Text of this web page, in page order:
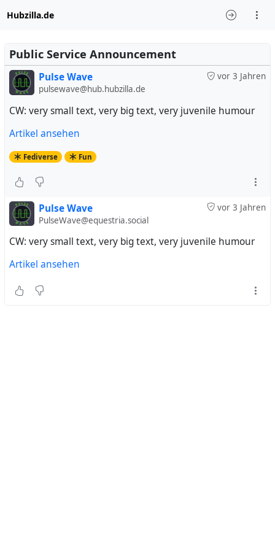
Hubzilla.de
Public Service Announcement
vor 3 Jahren
Pulse Wave
pulsewave@hub.hubzilla.de
CW: very small text, very big text, very juvenile humour
Artikel ansehen
Fediverse Fun
vor 3 Jahren
Pulse Wave
PulseWave@equestria.social
CW: very small text, very big text, very juvenile humour
Artikel ansehen